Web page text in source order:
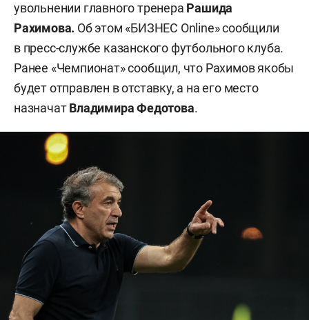
увольнении главного тренера Рашида
Рахимова. Об этом «БИЗНЕС Online» сообщили
в пресс-службе казанского футбольного клуба.
Ранее «Чемпионат» сообщил, что Рахимов якобы
будет отправлен в отставку, а на его место
назначатВладимира Федотова.